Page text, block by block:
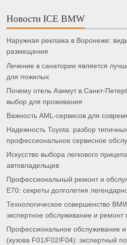
Новости ICE BMW
Наружная реклама в Воронеже:
размещения
Лечение в санатории является
для пожилых
Почему отель Азимут в Санкт-
выбор для проживания
Важность AML-сервисов для
Надежность Toyota: разбор
профессиональное сервисное
Искусство выбора легкового
автовладельцев
Профессиональный ремонт и
E70: секреты долголетия
Технологическое совершенство
экспертное обслуживание и
Профессиональное обслуживание
(кузова F01/F02/F04): экспертный